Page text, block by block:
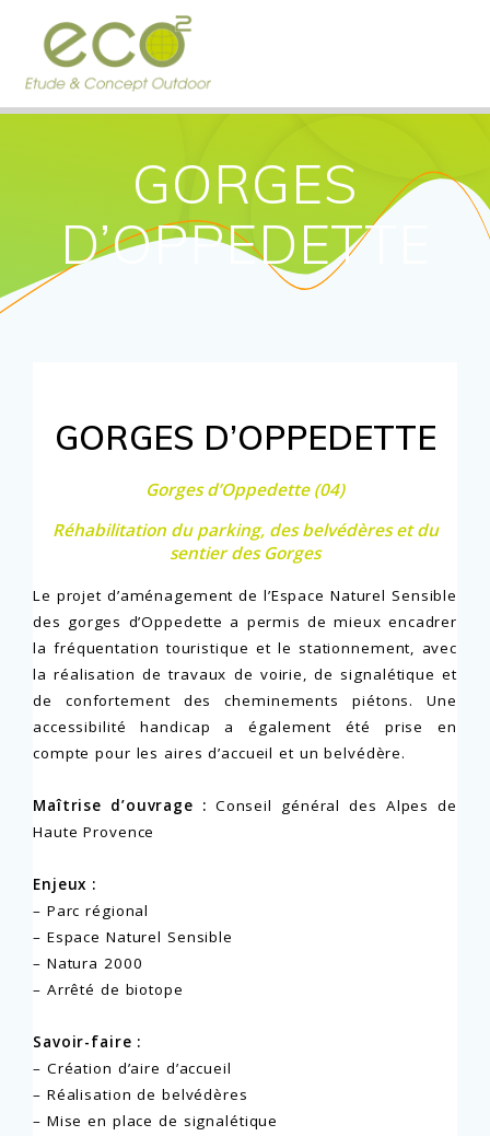
GORGES
D’OPPEDETTE
GORGES D’OPPEDETTE
Gorges d’Oppedette (04)
Réhabilitation du parking, des belvédères et du
sentier des Gorges
Le projet d’aménagement de l’Espace Naturel Sensible
des gorges d’Oppedette a permis de mieux encadrer
la fréquentation touristique et le stationnement, avec
la réalisation de travaux de voirie, de signalétique et
de confortement des cheminements piétons. Une
accessibilité handicap a également été prise en
compte pour les aires d’accueil et un belvédère.
Maîtrise d’ouvrage : Conseil général des Alpes de
Haute Provence
Enjeux :
– Parc régional
– Espace Naturel Sensible
– Natura 2000
– Arrêté de biotope
Savoir-faire :
– Création d’aire d’accueil
– Réalisation de belvédères
– Mise en place de signalétique